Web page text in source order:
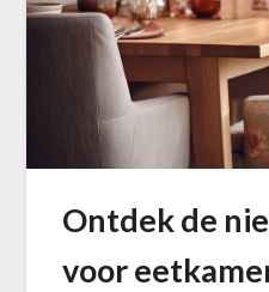
Ontdek de
voor